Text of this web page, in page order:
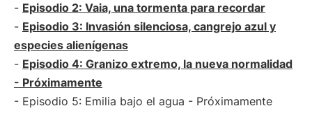
- Episodio 2: Vaia, una tormenta para recordar
- Episodio 3: Invasión silenciosa, cangrejo azul y
especies alienígenas
- Episodio 4: Granizo extremo, la nueva normalidad
- Próximamente
- Episodio 5: Emilia bajo el agua - Próximamente